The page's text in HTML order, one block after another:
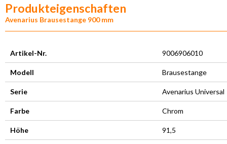
Produkteigenschaften
Avenarius Brausestange 900 mm
Artikel-Nr. 9006906010
Modell Brausestange
Serie Avenarius Universal
Farbe Chrom
Höhe 91,5